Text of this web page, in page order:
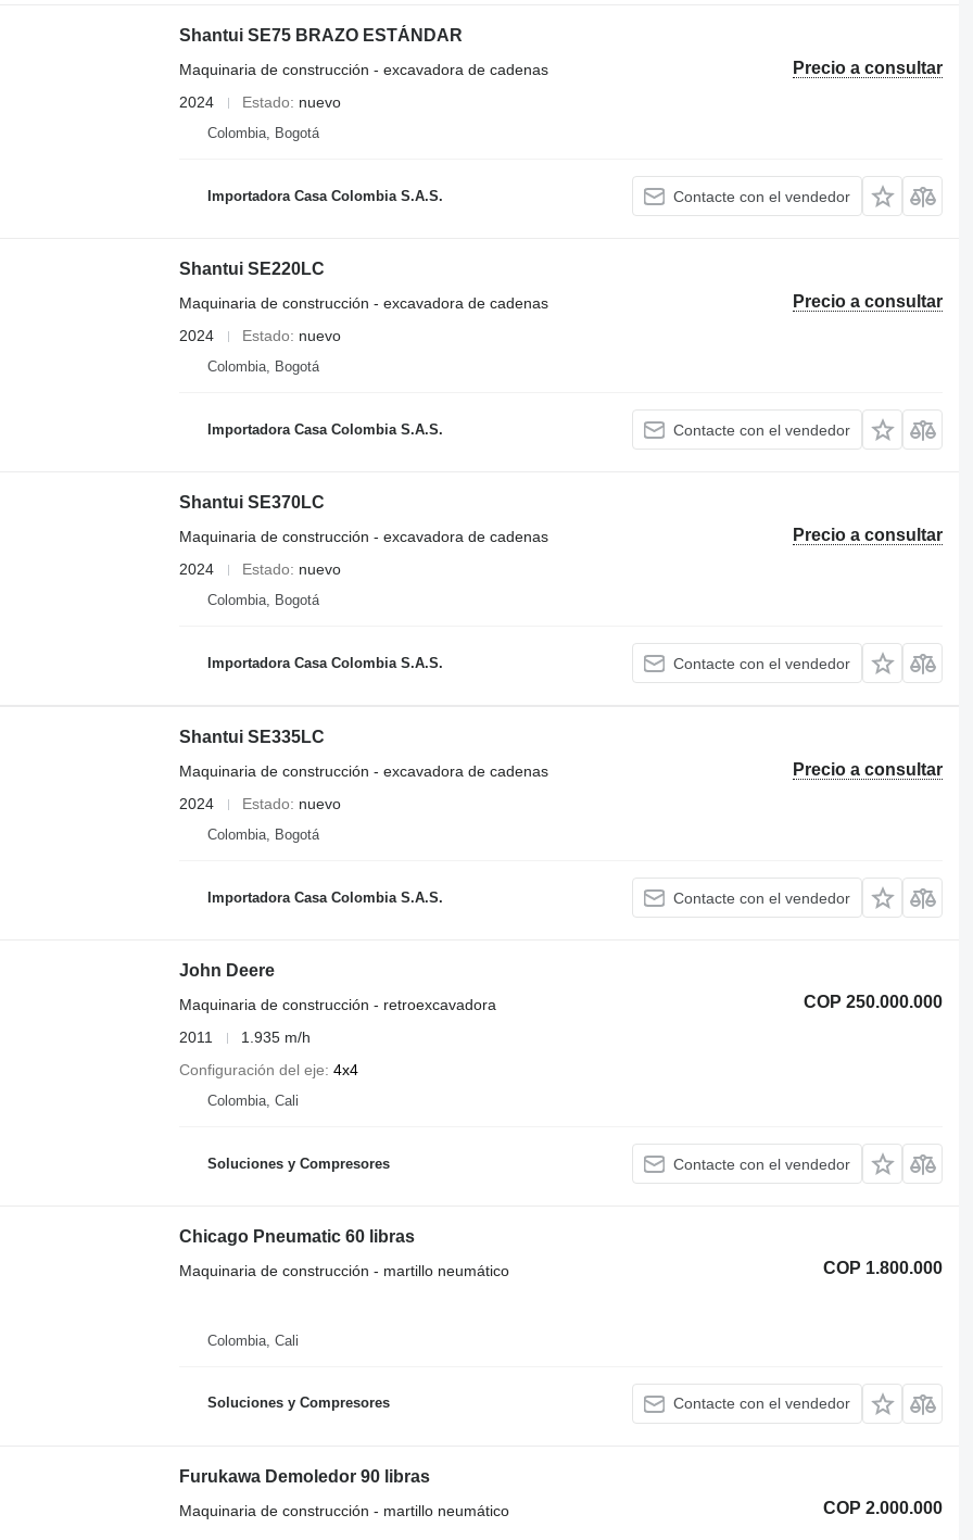
Shantui SE75 BRAZO ESTÁNDAR
Precio a consultar
Maquinaria de construcción - excavadora de cadenas
2024
Estado nuevo
Colombia, Bogotá
Importadora Casa Colombia S.A.S. Contacte con el vendedor
Shantui SE220LC
Precio a consultar
Maquinaria de construcción - excavadora de cadenas
2024
Estado nuevo
Colombia, Bogotá
Importadora Casa Colombia S.A.S. Contacte con el vendedor
Shantui SE370LC
Precio a consultar
Maquinaria de construcción - excavadora de cadenas
2024
Estado nuevo
Colombia, Bogotá
Importadora Casa Colombia S.A.S. Contacte con el vendedor
Shantui SE335LC
Precio a consultar
Maquinaria de construcción - excavadora de cadenas
2024
Estado nuevo
Colombia, Bogotá
Importadora Casa Colombia S.A.S. Contacte con el vendedor
John Deere
COP 250.000.000
Maquinaria de construcción - retroexcavadora
2011
1.935 m/h
Configuración del eje 4x4
Colombia, Cali
Soluciones y Compresores Contacte con el vendedor
Chicago Pneumatic 60 libras
COP 1.800.000
Maquinaria de construcción - martillo neumático
Colombia, Cali
Soluciones y Compresores Contacte con el vendedor
Furukawa Demoledor 90 libras
COP 2.000.000
Maquinaria de construcción - martillo neumático